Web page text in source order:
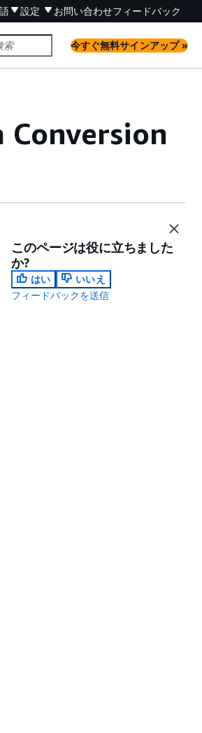
設定 お問い合わせフィードバック
今すぐ無料サインアップ »
Conversion
このページは役に立ちました
か?
はい
いいえ
フィードバックを送信